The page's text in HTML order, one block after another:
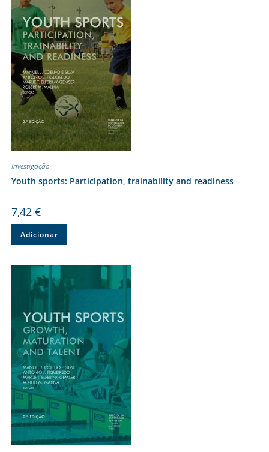
Investigação
Youth sports: Participation, trainability and readiness
7,42 €
Adicionar